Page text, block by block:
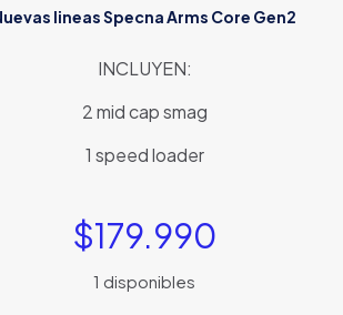
lineas Specna Arms Core Gen2
INCLUYEN:
2 mid cap smag
1 speed loader
$179.990
1 disponibles